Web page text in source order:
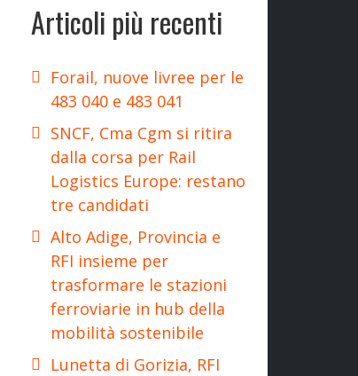
Articoli più recenti
Forail, nuove livree per le
483 040 e 483 041
SNCF, Cma Cgm si ritira
dalla corsa per Rail
Logistics Europe: restano
tre candidati
Alto Adige, Provincia e
RFI insieme per
trasformare le stazioni
ferroviarie in hub della
mobilità sostenibile
Lunetta di Gorizia, RFI